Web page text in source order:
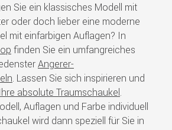
Sie ein klassisches Modell mit
oder doch lieber eine moderne
mit einfarbigen Auflagen? In
finden Sie ein umfangreiches
Angerer-
. Lassen Sie sich inspirieren und
absolute Traumschaukel
Auflagen und Farbe individuell
wird dann speziell für Sie in